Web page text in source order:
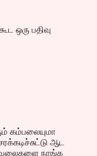
ஒரு பதிவு
கம்பலையுமா
ஆட
நாங்க